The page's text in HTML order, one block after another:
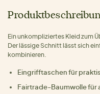
Ein unkompliziertes Kleid zum
Der lässige Schnitt lässt sich
kombinieren.
Eingrifftaschen für
Fairtrade-Baumwolle für